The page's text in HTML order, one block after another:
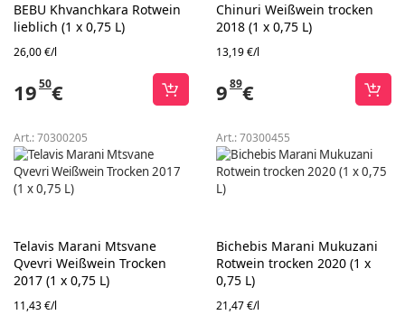
BEBU Khvanchkara Rotwein
lieblich (1 x 0,75 L)
26,00 €/l
1950€
Chinuri Weißwein trocken
2018 (1 x 0,75 L)
13,19 €/l
989€
Art.:70300205
Telavis Marani Mtsvane
Qvevri Weißwein Trocken
2017 (1 x 0,75 L)
11,43 €/l
Art.:70300455
Bichebis Marani Mukuzani
Rotwein trocken 2020 (1 x
0,75 L)
21,47 €/l